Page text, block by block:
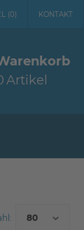
(0) KONTAKT
Artikel